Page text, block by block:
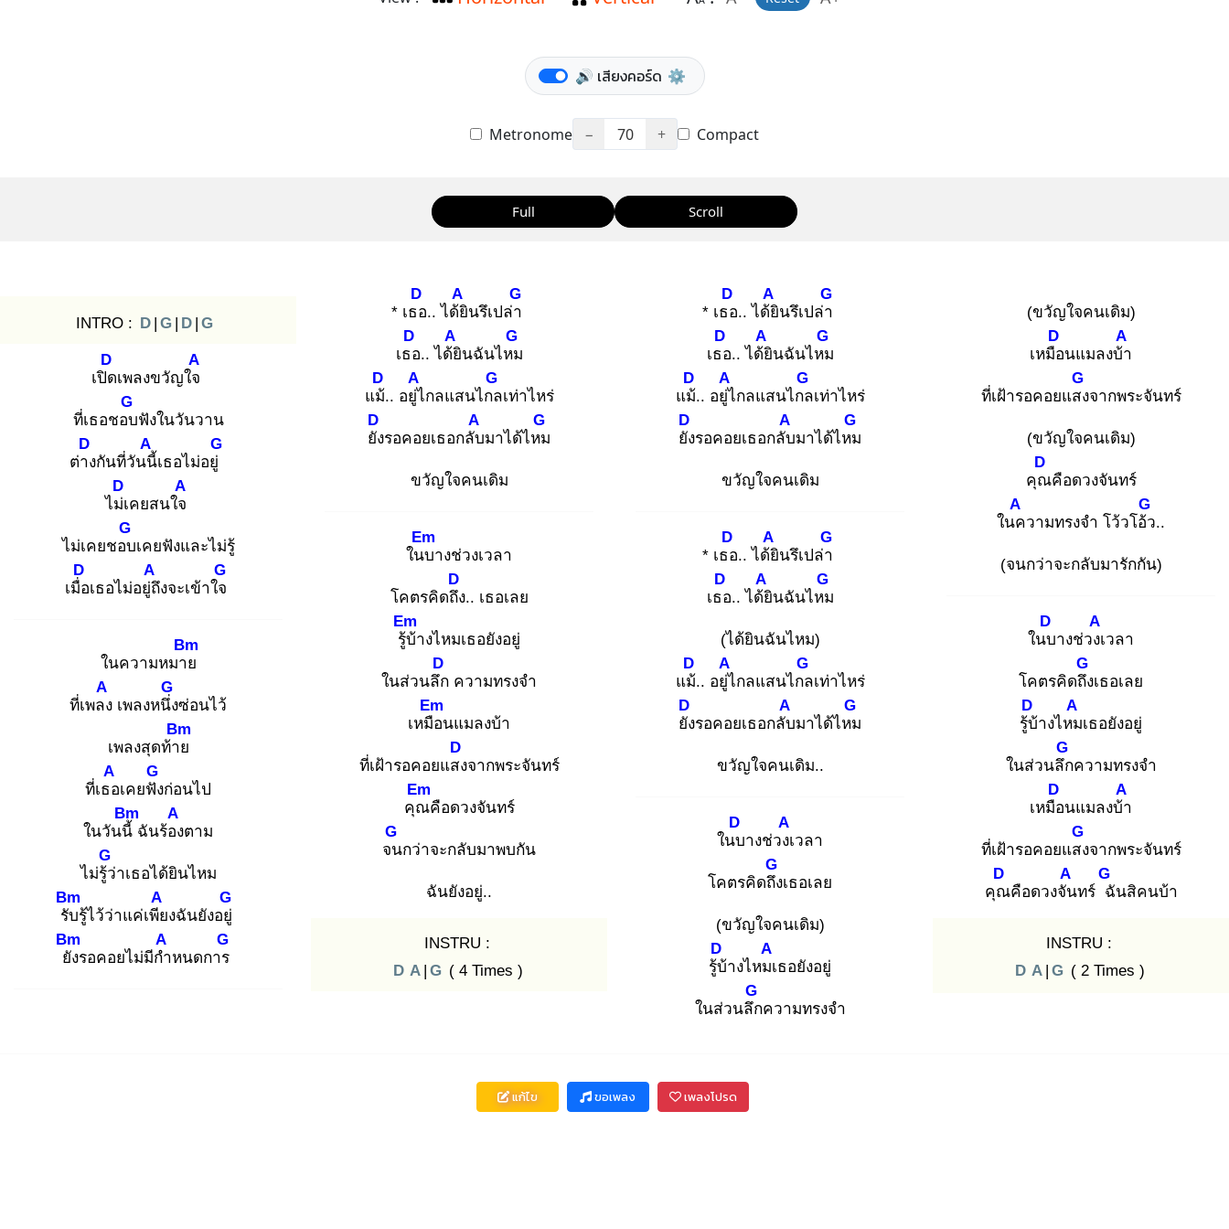
🔊 เสียงคอร์ด ⚙️
Metronome − 70 + Compact
Full Scroll
INTRO : D | G | D | G
เปิด
D
เพลงขวัญใจ
A
ที่เธอชอบ
G
ฟังในวันวาน
ต่าง
D
กันที่วันนี้
A
เธอไม่อยู่
G
ไม่เ
D
คยสนใจ
A
ไม่เคยชอบ
G
เคยฟังและไม่รู้
เมื่อ
D
เธอไม่อยู่ถึ
A
งจะเข้าใจ
G
ในความหมาย
Bm
ที่เพลง
A
เพลงหนึ่ง
G
ซ่อนไว้
เพลงสุดท้าย
Bm
ที่เธอ
A
เคยฟัง
G
ก่อนไป
ในวันนี้
Bm
ฉันร้อง
A
ตาม
ไม่รู้ว่
G
าเธอได้ยินไหม
รับ
Bm
รู้ไว้ว่าแค่เพีย
A
งฉันยังอยู่
G
ยัง
Bm
รอคอยไม่มีกำ
A
หนดการ
G
* เธอ
D
.. ได้ยิ
A
นรึเปล่า
G
เธอ
D
.. ได้ยิ
A
นฉันไหม
G
แม้.
D
. อยู่ไ
A
กลแสนไกล
G
เท่าไหร่
ยัง
D
รอคอยเธอกลับ
A
มาได้ไหม
G
ขวัญใจคนเดิม
ในบ
Em
างช่วงเวลา
โคตรคิดถึง
D
.. เธอเลย
รู้บ้
Em
างไหมเธอยังอยู่
ในส่วนลึก
D
ความทรงจำ
เหมือ
Em
นแมลงบ้า
ที่เฝ้ารอคอยแสง
D
จากพระจันทร์
คุณ
Em
คือดวงจันทร์
จน
G
กว่าจะกลับมาพบกัน
ฉันยังอยู่..
INSTRU :
D A | G ( 4 Times )
* เธอ
D
.. ได้ยิ
A
นรึเปล่า
G
เธอ
D
.. ได้ยิ
A
นฉันไหม
G
แม้.
D
. อยู่ไ
A
กลแสนไกล
G
เท่าไหร่
ยัง
D
รอคอยเธอกลับ
A
มาได้ไหม
G
ขวัญใจคนเดิม
* เธอ
D
.. ได้ยิ
A
นรึเปล่า
G
เธอ
D
.. ได้ยิ
A
นฉันไหม
G
(ได้ยินฉันไหม)
แม้.
D
. อยู่ไ
A
กลแสนไกล
G
เท่าไหร่
ยัง
D
รอคอยเธอกลับ
A
มาได้ไหม
G
ขวัญใจคนเดิม..
ในบ
D
างช่วงเ
A
วลา
โคตรคิดถึง
G
เธอเลย
(ขวัญใจคนเดิม)
รู้บ้
D
างไหมเ
A
ธอยังอยู่
ในส่วนลึก
G
ความทรงจำ
(ขวัญใจคนเดิม)
เหมือ
D
นแมลงบ้า
A
ที่เฝ้ารอคอยแสง
G
จากพระจันทร์
(ขวัญใจคนเดิม)
คุณ
D
คือดวงจันทร์
ในค
A
วามทรงจำ โว้วโอ้ว
G
..
(จนกว่าจะกลับมารักกัน)
ในบ
D
างช่วงเ
A
วลา
โคตรคิดถึง
G
เธอเลย
รู้บ้
D
างไหม
A
เธอยังอยู่
ในส่วนลึก
G
ความทรงจำ
เหมือ
D
นแมลงบ้า
A
ที่เฝ้ารอคอยแสง
G
จากพระจันทร์
คุณ
D
คือดวงจัน
A
ทร์ ฉั
G
นสิคนบ้า
INSTRU :
D A | G ( 2 Times )
แก้ไข ขอเพลง เพลงโปรด